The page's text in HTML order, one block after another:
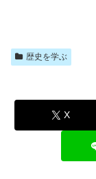
歴史を学ぶ
X